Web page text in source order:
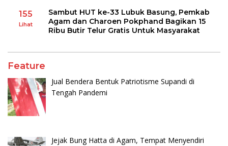
155
Lihat
Sambut HUT ke-33 Lubuk Basung, Pemkab
Agam dan Charoen Pokphand Bagikan 15
Ribu Butir Telur Gratis Untuk Masyarakat
Feature
Jual Bendera Bentuk Patriotisme Supandi di
Tengah Pandemi
Jejak Bung Hatta di Agam, Tempat Menyendiri